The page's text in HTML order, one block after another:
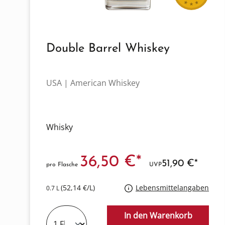
Double Barrel Whiskey
USA | American Whiskey
Whisky
0.7 L(52,14 €/L) Lebensmittelangaben
pro Flasche 36,50 €* UVP51,90 €*
In den Warenkorb